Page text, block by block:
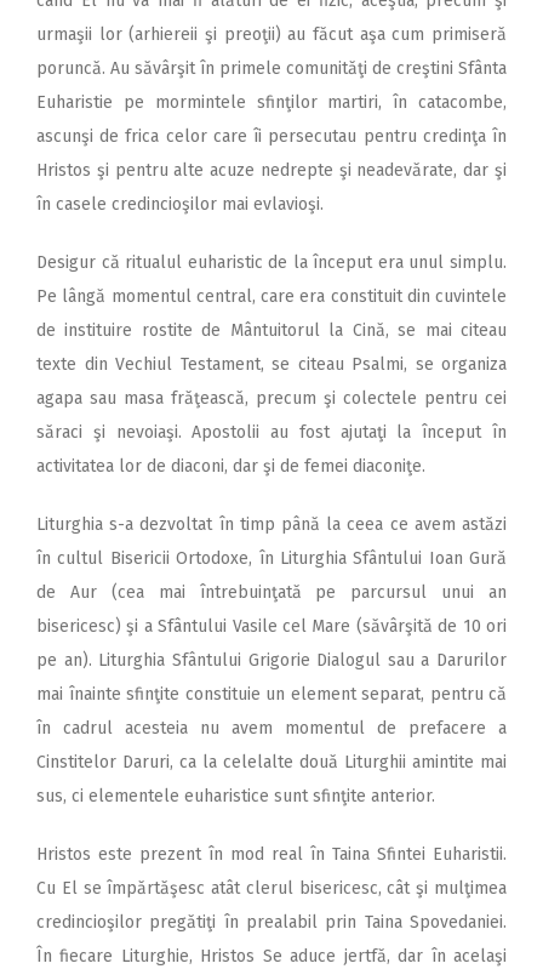
urmaşii lor (arhiereii şi preoţii) au făcut aşa cum primiseră
poruncă. Au săvârşit în primele comunităţi de creştini Sfânta
Euharistie pe mormintele sfinţilor martiri, în catacombe,
ascunşi de frica celor care îi persecutau pentru credinţa în
Hristos şi pentru alte acuze nedrepte şi neadevărate, dar şi
în casele credincioşilor mai evlavioşi.
Desigur că ritualul euharistic de la început era unul simplu.
Pe lângă momentul central, care era constituit din cuvintele
de instituire rostite de Mântuitorul la Cină, se mai citeau
texte din Vechiul Testament, se citeau Psalmi, se organiza
agapa sau masa frăţească, precum şi colectele pentru cei
săraci şi nevoiaşi. Apostolii au fost ajutaţi la început în
activitatea lor de diaconi, dar şi de femei diaconiţe.
Liturghia s-a dezvoltat în timp până la ceea ce avem astăzi
în cultul Bisericii Ortodoxe, în Liturghia Sfântului Ioan Gură
de Aur (cea mai întrebuinţată pe parcursul unui an
bisericesc) şi a Sfântului Vasile cel Mare (săvârşită de 10 ori
pe an). Liturghia Sfântului Grigorie Dialogul sau a Darurilor
mai înainte sfinţite constituie un element separat, pentru că
în cadrul acesteia nu avem momentul de prefacere a
Cinstitelor Daruri, ca la celelalte două Liturghii amintite mai
sus, ci elementele euharistice sunt sfinţite anterior.
Hristos este prezent în mod real în Taina Sfintei Euharistii.
Cu El se împărtăşesc atât clerul bisericesc, cât şi mulţimea
credincioşilor pregătiţi în prealabil prin Taina Spovedaniei.
În fiecare Liturghie, Hristos Se aduce jertfă, dar în acelaşi